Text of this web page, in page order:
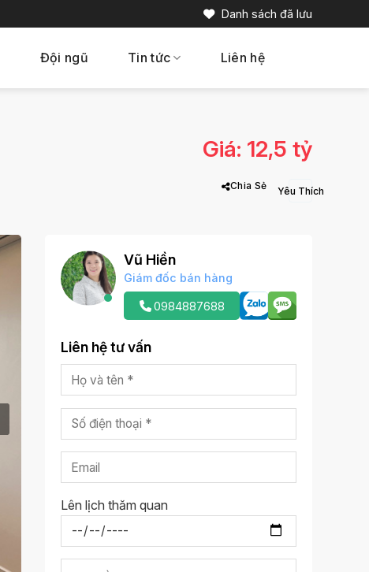
Danh sách đã lưu
Đội ngũ Tin tức Liên hệ
Giá: 12,5 tỷ
Chia Sẻ
Vũ Hiền
Giám đốc bán hàng
0984887688
Liên hệ tư vấn
Lên lịch thăm quan